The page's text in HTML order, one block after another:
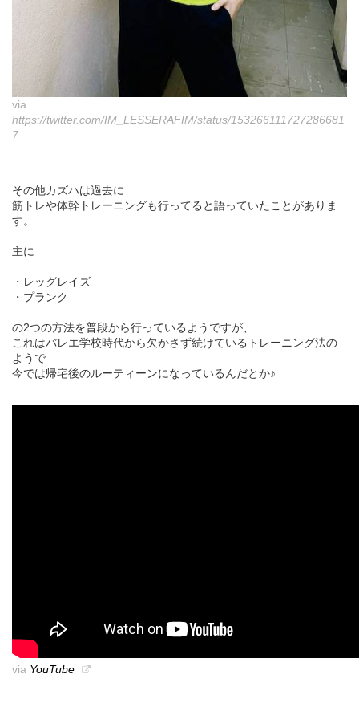
via
https://twitter.com/IM_LESSERAFIM/status/153266111727286681
7
その他カズハは過去に
筋トレや体幹トレーニングも行ってると語っていたことがありま
す。
主に
・レッグレイズ
・プランク
の2つの方法を普段から行っているようですが、
これはバレエ学校時代から欠かさず続けているトレーニング法の
ようで
今では帰宅後のルーティーンになっているんだとか♪
via YouTube